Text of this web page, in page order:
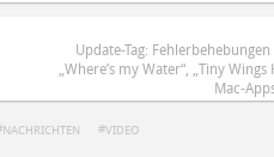
Update-Tag:
„Where’s my Water“, „Tiny
Mac-
NACHRICHTEN VIDEO